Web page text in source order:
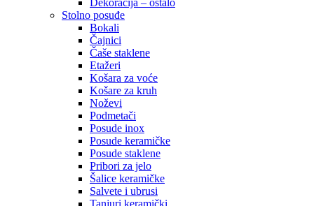
Dekoracija – ostalo
Stolno posuđe
Bokali
Čajnici
Čaše staklene
Etažeri
Košara za voće
Košare za kruh
Noževi
Podmetači
Posude inox
Posude keramičke
Posude staklene
Pribori za jelo
Šalice keramičke
Salvete i ubrusi
Tanjuri keramički